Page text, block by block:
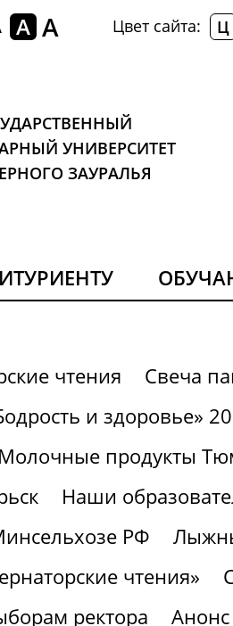
A A Цвет сайта: Ц
УНИВЕРСИТЕТ
ЗАУРАЛЬЯ
чтения
Свеча
и здоровье»
продукты
Наши
РФ
чтения»
ректора